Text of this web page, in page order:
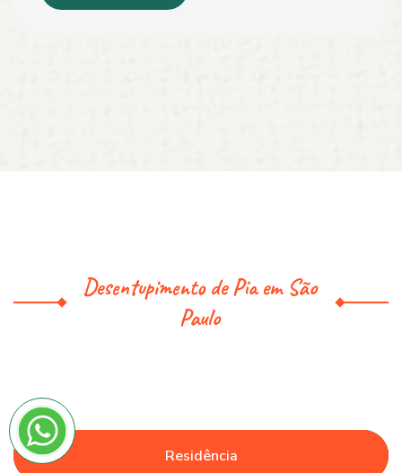
Desentupimento de Pia em São
Paulo
Residência